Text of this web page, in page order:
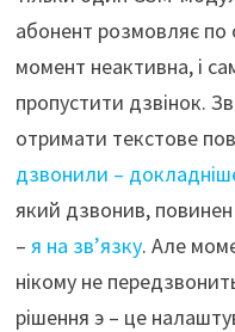
абонент розмовляє по
момент неактивна, і
пропустити дзвінок.
отримати текстове
дзвонили –
який дзвонив,
– я на зв’язку. Але
нікому не
рішення э – це